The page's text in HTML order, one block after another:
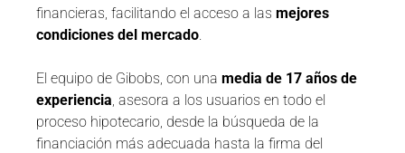
financieras, facilitando el acceso a las mejores
condiciones del mercado.
El equipo de Gibobs, con una media de 17 años de
experiencia, asesora a los usuarios en todo el
proceso hipotecario, desde la búsqueda de la
financiación más adecuada hasta la firma del